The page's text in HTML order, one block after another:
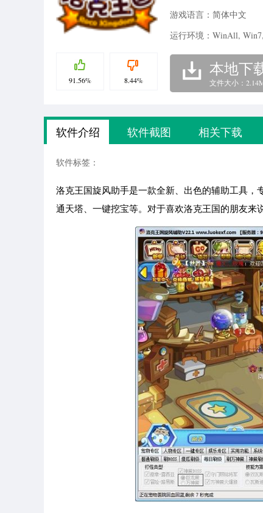
91.56% 8.44%
游戏语言：简体中文
运行环境：WinAll,
本地下
文件大小：
软件介绍 软件截图 相关下载
软件标签：
洛克王国旋风助手是一款全新、出色的辅助工具
通天塔、一键挖宝等。对于喜欢洛克王国的朋友来